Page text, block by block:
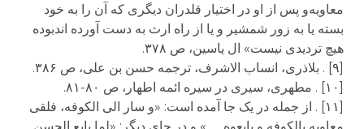
معاویه‌و پس از او در اختیار قلدران دیگری که آن را به خود
بسته یا به زور شمشیر و یا از راه ارث به دست آورده اند‌بوده
هیچ تردیدی نیست» ال یاسین، ص ۳۷۸.
[۹] . بلاذری، انساب الاشرف، ترجمه حسن بن علی، ص ۳۸۶.
[۱۰] . مطهری، سیری در سیره ائمه اطهار، ص ۸۰-۸۱.
[۱۱] . از جمله در یک جا آمده است: «و سار الی الکوفه، فلقی
معاویه بالکوفه و بایعوه . . .» و در جای دیگر: «لما بایع الحسن